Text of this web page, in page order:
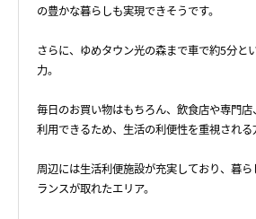
の豊かな暮らしも実現できそうです。
さらに、ゆめタウン光の森まで車で約5分と
力。
毎日のお買い物はもちろん、飲食店や専門
利用できるため、生活の利便性を重視される
周辺には生活利便施設が充実しており、暮
ランスが取れたエリア。